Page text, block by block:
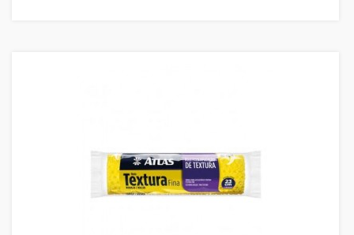
Quickview